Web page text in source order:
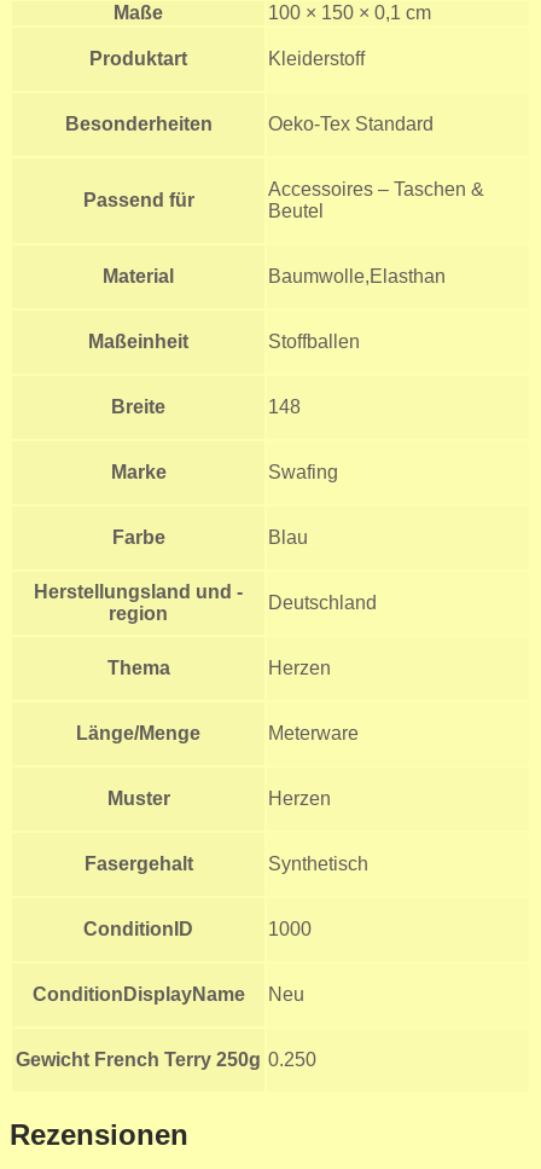
Maße
100 × 150 × 0,1 cm
Produktart Kleiderstoff
Besonderheiten Oeko-Tex Standard
Passend für
Accessoires – Taschen &
Beutel
Material Baumwolle,Elasthan
Maßeinheit Stoffballen
Breite 148
Marke Swafing
Farbe Blau
Herstellungsland und -
region
Deutschland
Thema Herzen
Länge/Menge Meterware
Muster Herzen
Fasergehalt Synthetisch
ConditionID 1000
ConditionDisplayName Neu
Gewicht French Terry 250g 0.250
Rezensionen